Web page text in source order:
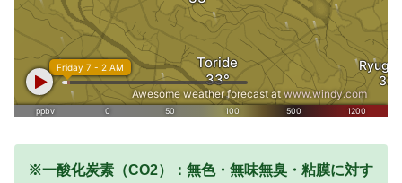
※一酸化炭素（CO2）：無色・無味無臭・粘膜に対す